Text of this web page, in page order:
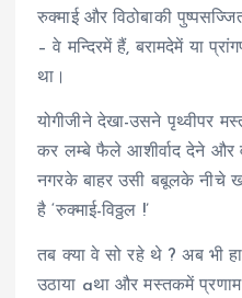
रुक्माई और विठोबाकी
– वे मन्दिरमें हैं, बरामदेमें या
था।
योगीजीने देखा-उसने पृथ्वीपर
कर लम्बे फैले आशीर्वाद देने और
नगरके बाहर उसी बबूलके नीचे
है ‘रुक्माई-विठ्ठल !’
तब क्या वे सो रहे थे ? अब भी
उठाया aथा और मस्तकमें